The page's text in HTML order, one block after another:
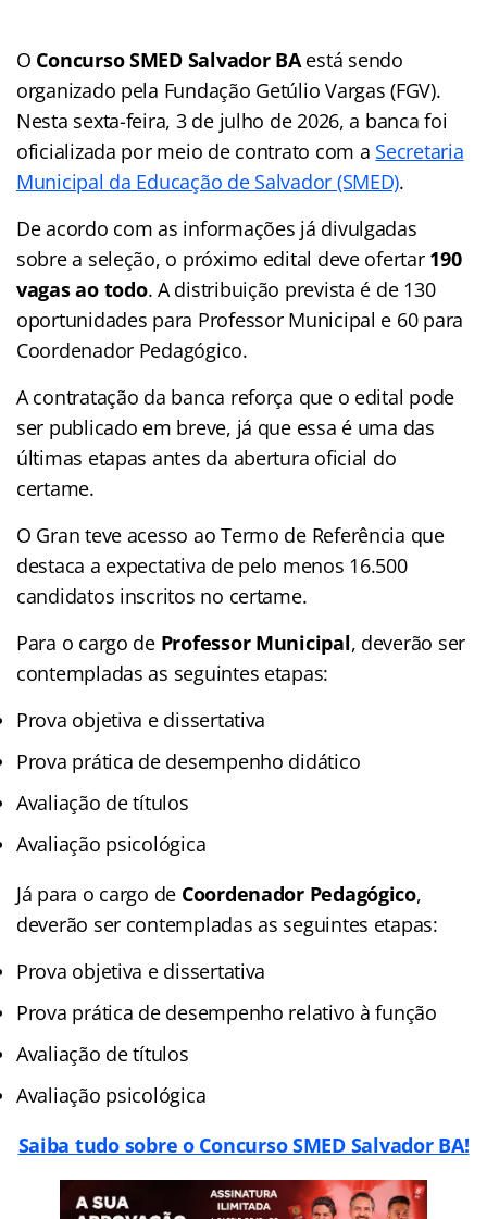
O Concurso SMED Salvador BAestá sendo
organizado pela Fundação Getúlio Vargas (FGV).
Nesta sexta-feira, 3 de julho de 2026, a banca foi
oficializada por meio de contrato com a Secretaria
Municipal da Educação de Salvador (SMED).
De acordo com as informações já divulgadas
sobre a seleção, o próximo edital deve ofertar190
vagas ao todo. A distribuição prevista é de 130
oportunidades para Professor Municipal e 60 para
Coordenador Pedagógico.
A contratação da banca reforça que o edital pode
ser publicado em breve, já que essa é uma das
últimas etapas antes da abertura oficial do
certame.
O Gran teve acesso ao Termo de Referência que
destaca a expectativa de pelo menos 16.500
candidatos inscritos no certame.
Para o cargo de Professor Municipal, deverão ser
contempladas as seguintes etapas:
Prova objetiva e dissertativa
Prova prática de desempenho didático
Avaliação de títulos
Avaliação psicológica
Já para o cargo de Coordenador Pedagógico,
deverão ser contempladas as seguintes etapas:
Prova objetiva e dissertativa
Prova prática de desempenho relativo à função
Avaliação de títulos
Avaliação psicológica
Saiba tudo sobre o Concurso SMED Salvador BA!